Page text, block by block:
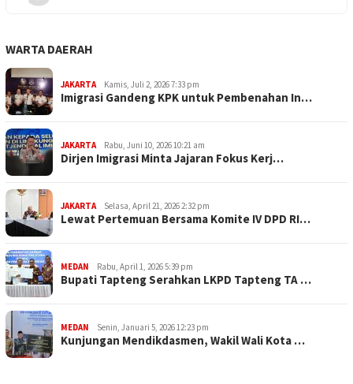
WARTA DAERAH
JAKARTA Kamis, Juli 2, 2026 7:33 pm
Imigrasi Gandeng KPK untuk Pembenahan In…
JAKARTA Rabu, Juni 10, 2026 10:21 am
Dirjen Imigrasi Minta Jajaran Fokus Kerj…
JAKARTA Selasa, April 21, 2026 2:32 pm
Lewat Pertemuan Bersama Komite IV DPD RI…
MEDAN Rabu, April 1, 2026 5:39 pm
Bupati Tapteng Serahkan LKPD Tapteng TA …
MEDAN Senin, Januari 5, 2026 12:23 pm
Kunjungan Mendikdasmen, Wakil Wali Kota …